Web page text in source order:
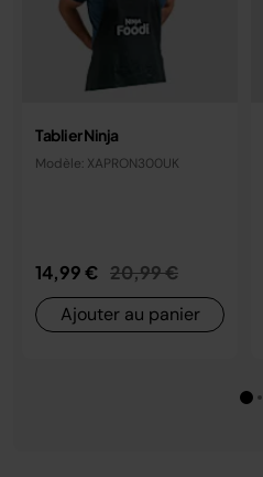
Tablier Ninja
Modèle: XAPRON300UK
14,99 € Prix réduit de
20,99 €au
Ajouter au panier